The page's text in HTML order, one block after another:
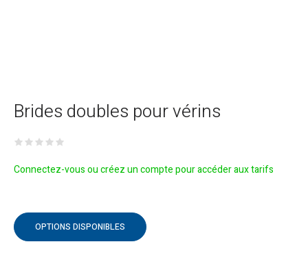
Brides doubles pour vérins
Connectez-vous ou créez un compte pour accéder aux tarifs
OPTIONS DISPONIBLES